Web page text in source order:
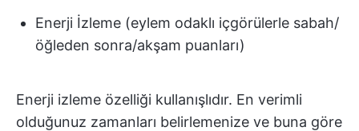
Enerji İzleme (eylem odaklı içgörülerle sabah/
öğleden sonra/akşam puanları)
Enerji izleme özelliği kullanışlıdır. En verimli
olduğunuz zamanları belirlemenize ve buna göre